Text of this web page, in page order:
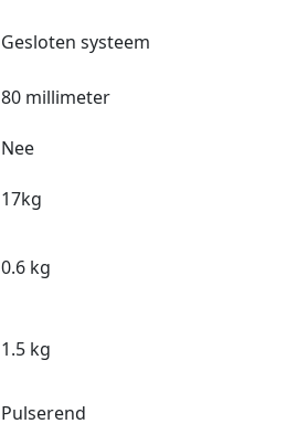
Gesloten systeem
80 millimeter
Nee
17kg
0.6 kg
1.5 kg
Pulserend